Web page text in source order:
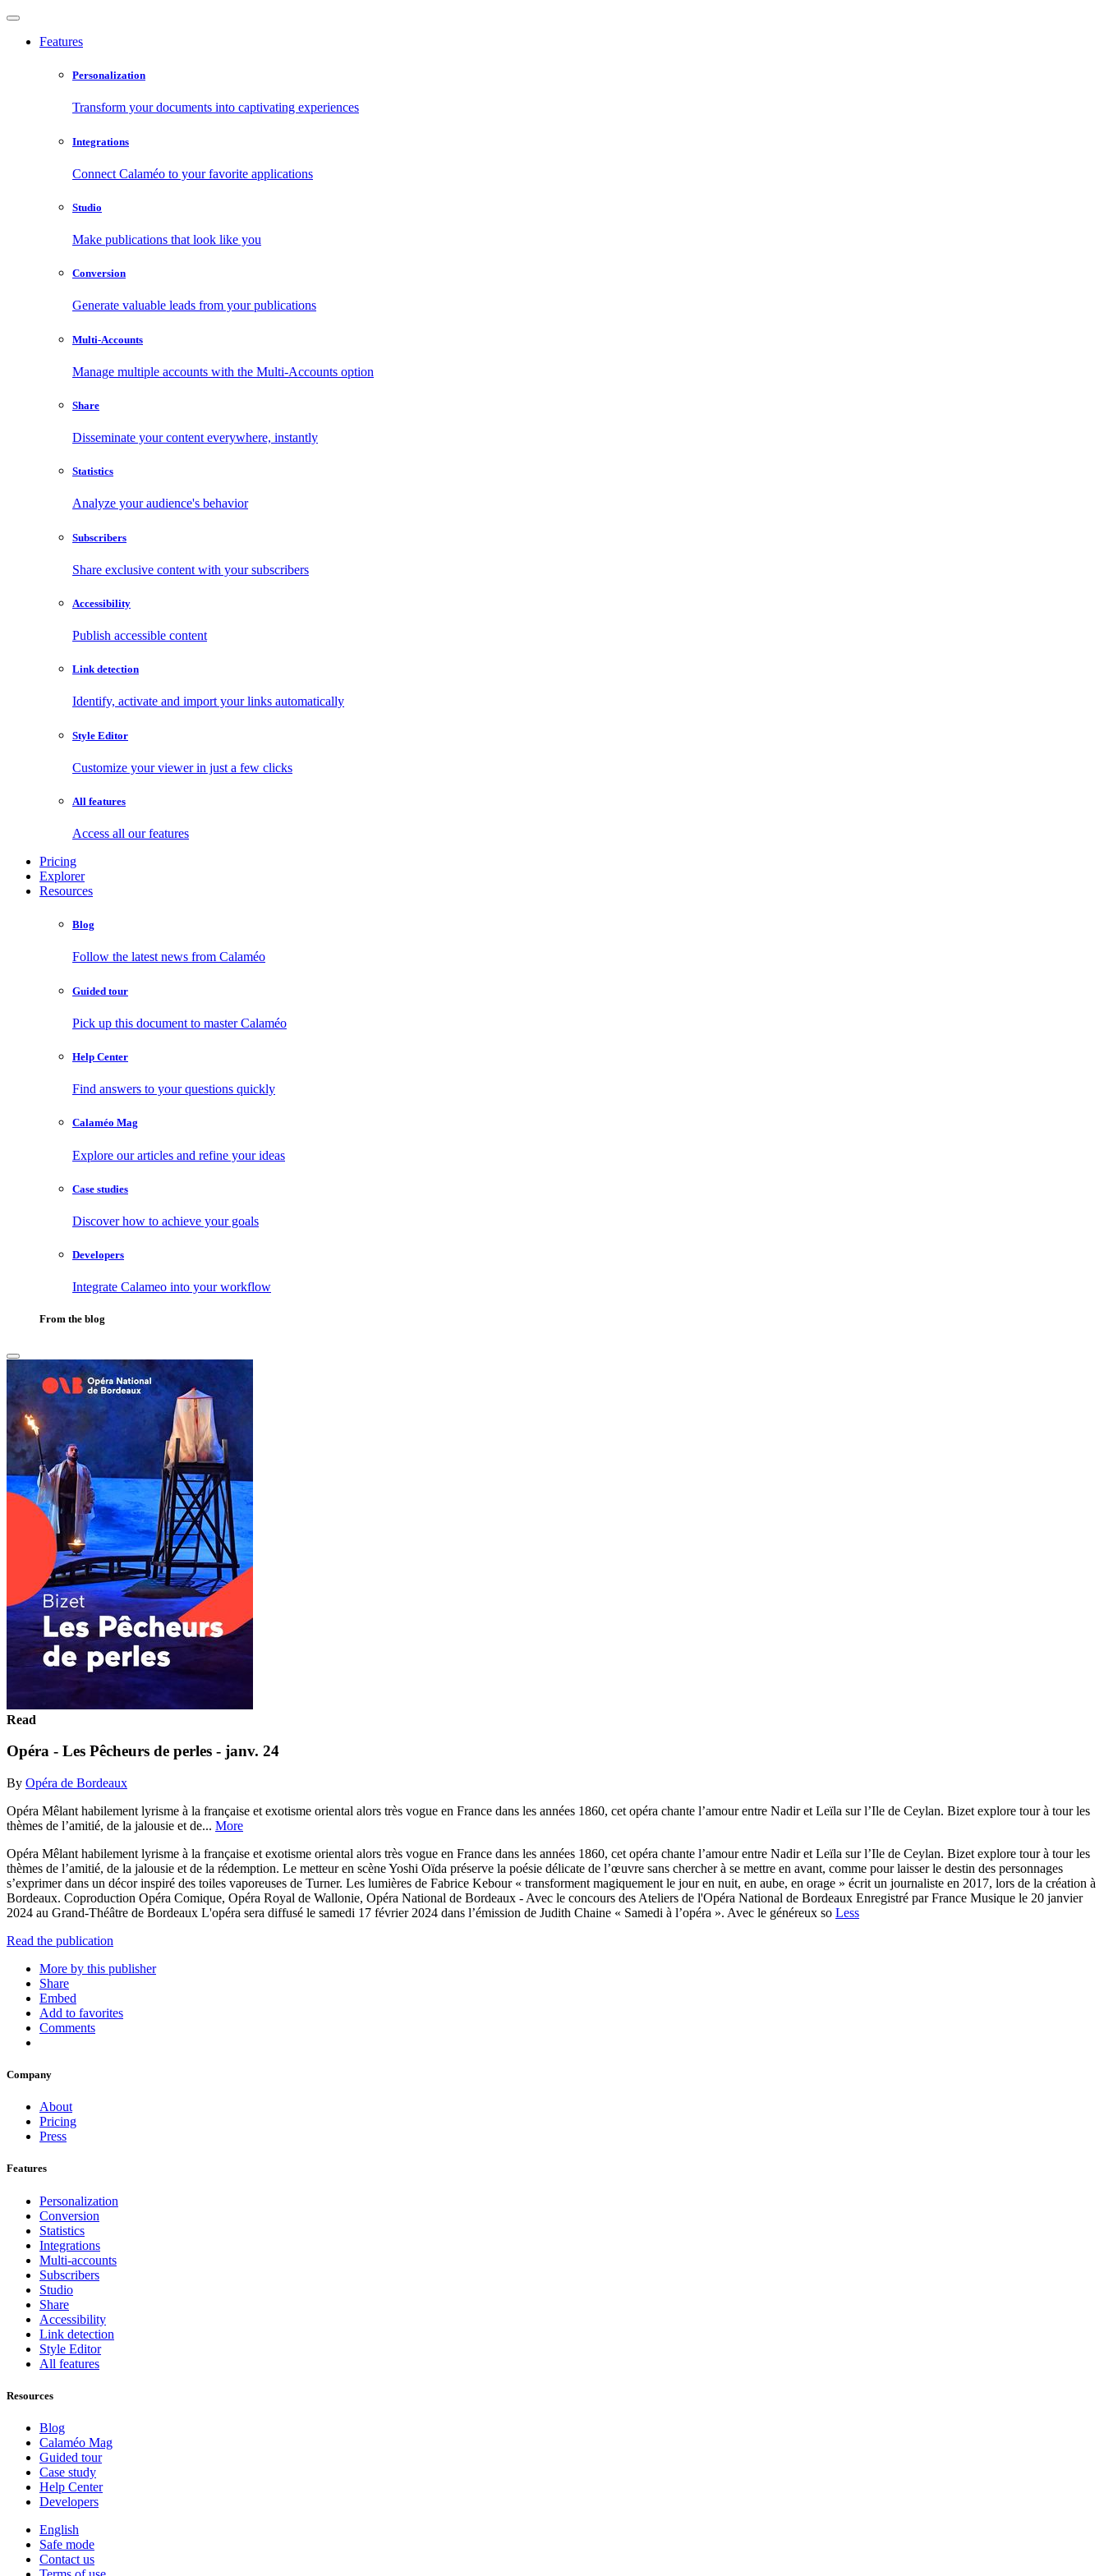
Features
Personalization
Transform your documents into captivating experiences
Integrations
Connect Calaméo to your favorite applications
Studio
Make publications that look like you
Conversion
Generate valuable leads from your publications
Multi-Accounts
Manage multiple accounts with the Multi-Accounts option
Share
Disseminate your content everywhere, instantly
Statistics
Analyze your audience's behavior
Subscribers
Share exclusive content with your subscribers
Accessibility
Publish accessible content
Link detection
Identify, activate and import your links automatically
Style Editor
Customize your viewer in just a few clicks
All features
Access all our features
Pricing
Explorer
Resources
Blog
Follow the latest news from Calaméo
Guided tour
Pick up this document to master Calaméo
Help Center
Find answers to your questions quickly
Calaméo Mag
Explore our articles and refine your ideas
Case studies
Discover how to achieve your goals
Developers
Integrate Calameo into your workflow
From the blog
Read
Opéra - Les Pêcheurs de perles - janv. 24
By Opéra de Bordeaux
Opéra Mêlant habilement lyrisme à la française et exotisme oriental alors très vogue en France dans les années 1860, cet opéra chante l’amour entre Nadir et Leïla sur l’Ile de Ceylan. Bizet explore tour à tour les
thèmes de l’amitié, de la jalousie et de... More
Opéra Mêlant habilement lyrisme à la française et exotisme oriental alors très vogue en France dans les années 1860, cet opéra chante l’amour entre Nadir et Leïla sur l’Ile de Ceylan. Bizet explore tour à tour les
thèmes de l’amitié, de la jalousie et de la rédemption. Le metteur en scène Yoshi Oïda préserve la poésie délicate de l’œuvre sans chercher à se mettre en avant, comme pour laisser le destin des personnages
s’exprimer dans un décor inspiré des toiles vaporeuses de Turner. Les lumières de Fabrice Kebour « transforment magiquement le jour en nuit, en aube, en orage » écrit un journaliste en 2017, lors de la création à
Bordeaux. Coproduction Opéra Comique, Opéra Royal de Wallonie, Opéra National de Bordeaux - Avec le concours des Ateliers de l'Opéra National de Bordeaux Enregistré par France Musique le 20 janvier
2024 au Grand-Théâtre de Bordeaux L'opéra sera diffusé le samedi 17 février 2024 dans l’émission de Judith Chaine « Samedi à l’opéra ». Avec le généreux so Less
Read the publication
More by this publisher
Share
Embed
Add to favorites
Comments
Company
About
Pricing
Press
Features
Personalization
Conversion
Statistics
Integrations
Multi-accounts
Subscribers
Studio
Share
Accessibility
Link detection
Style Editor
All features
Resources
Blog
Calaméo Mag
Guided tour
Case study
Help Center
Developers
English
Safe mode
Contact us